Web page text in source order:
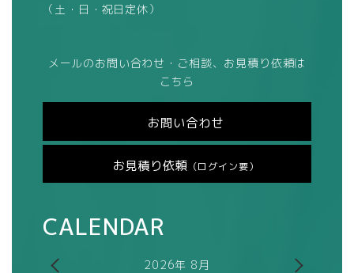
（土・日・祝日定休）
メールのお問い合わせ・ご相談、お見積り依頼は
こちら
お問い合わせ
お見積り依頼 （ログイン要）
CALENDAR
2026年 8月